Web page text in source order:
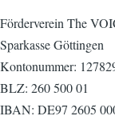
Förderverein The
Sparkasse Göttingen
Kontonummer:
BLZ: 260 500 01
IBAN: DE97 2605